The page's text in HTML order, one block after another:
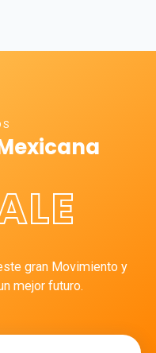
gran Movimiento y
mejor futuro.